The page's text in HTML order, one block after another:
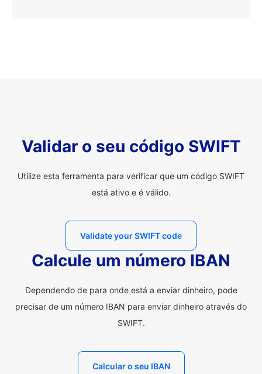
Validar o seu código SWIFT
Utilize esta ferramenta para verificar que um código SWIFT
está ativo e é válido.
Validate your SWIFT code
Calcule um número IBAN
Dependendo de para onde está a enviar dinheiro, pode
precisar de um número IBAN para enviar dinheiro através do
SWIFT.
Calcular o seu IBAN